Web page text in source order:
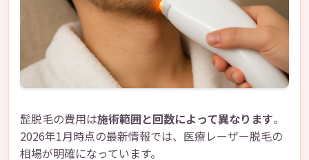
髭脱毛の費用は施術範囲と回数によって異なります。
2026年1月時点の最新情報では、医療レーザー脱毛の
相場が明確になっています。